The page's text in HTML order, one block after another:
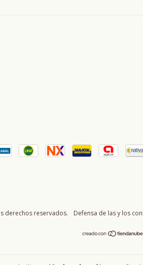
derechos reservados. Defensa de las y los